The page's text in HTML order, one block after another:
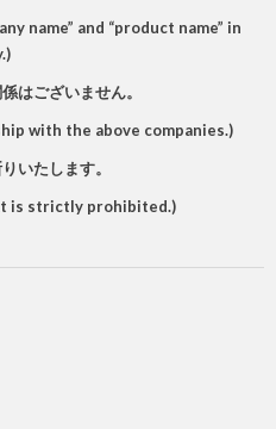
name” and “product name” in
はございません。
with the above companies.)
いたします。
is strictly prohibited.)